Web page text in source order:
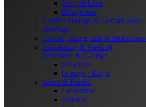
Krog & Låse
Øvrige låse
Gummi O-ringe & Gummi snøre
Øreringe
Broche, Ringe, Hår & Mobilstrop
Indpakning & Værktøj
Perlestave & O-ringe
Perlestav
O-ringe / Ringe
Snøre & Kæder
Lædersnor
Bomuld